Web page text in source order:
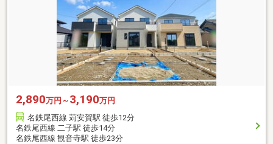
2,890万円～ 3,190万円
名鉄尾西線 苅安賀駅 徒歩12分
名鉄尾西線 二子駅 徒歩14分
名鉄尾西線 観音寺駅 徒歩23分